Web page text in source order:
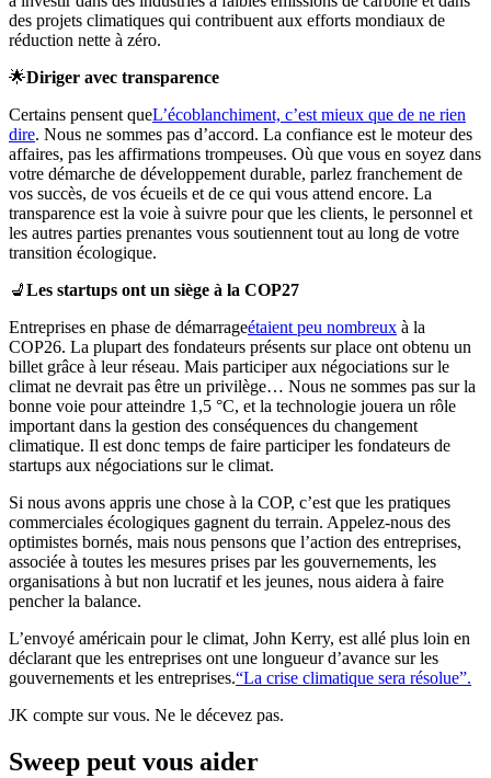
des projets climatiques qui contribuent aux efforts mondiaux de
réduction nette à zéro.
🌟Diriger avec transparence
Certains pensent queL’écoblanchiment, c’est mieux que de ne rien
dire. Nous ne sommes pas d’accord. La confiance est le moteur des
affaires, pas les affirmations trompeuses. Où que vous en soyez dans
votre démarche de développement durable, parlez franchement de
vos succès, de vos écueils et de ce qui vous attend encore. La
transparence est la voie à suivre pour que les clients, le personnel et
les autres parties prenantes vous soutiennent tout au long de votre
transition écologique.
💺Les startups ont un siège à la COP27
Entreprises en phase de démarrageétaient peu nombreux à la
COP26. La plupart des fondateurs présents sur place ont obtenu un
billet grâce à leur réseau. Mais participer aux négociations sur le
climat ne devrait pas être un privilège… Nous ne sommes pas sur la
bonne voie pour atteindre 1,5 °C, et la technologie jouera un rôle
important dans la gestion des conséquences du changement
climatique. Il est donc temps de faire participer les fondateurs de
startups aux négociations sur le climat.
Si nous avons appris une chose à la COP, c’est que les pratiques
commerciales écologiques gagnent du terrain. Appelez-nous des
optimistes bornés, mais nous pensons que l’action des entreprises,
associée à toutes les mesures prises par les gouvernements, les
organisations à but non lucratif et les jeunes, nous aidera à faire
pencher la balance.
L’envoyé américain pour le climat, John Kerry, est allé plus loin en
déclarant que les entreprises ont une longueur d’avance sur les
gouvernements et les entreprises.“La crise climatique sera résolue”.
JK compte sur vous. Ne le décevez pas.
Sweep peut vous aider